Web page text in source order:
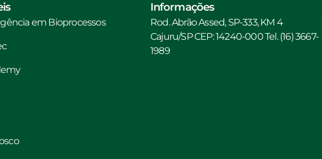
em Bioprocessos
Informações
Rod. Abrão Assed, SP-333, KM 4
Cajuru/SP CEP: 14240-000 Tel. (16) 3667-
1989